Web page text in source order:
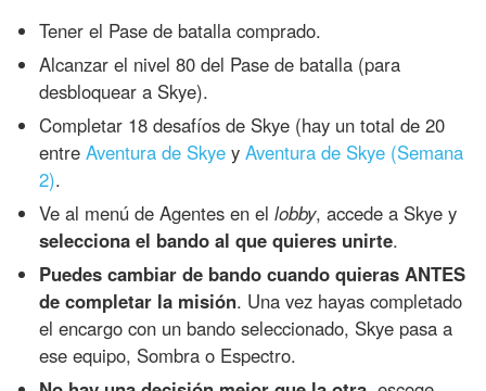
Tener el Pase de batalla comprado.
Alcanzar el nivel 80 del Pase de batalla (para
desbloquear a Skye).
Completar 18 desafíos de Skye (hay un total de 20
entreAventura de Skye yAventura de Skye (Semana
2).
Ve al menú de Agentes en ellobby, accede a Skye y
selecciona el bando al que quieres unirte.
Puedes cambiar de bando cuando quieras ANTES
de completar la misión. Una vez hayas completado
el encargo con un bando seleccionado, Skye pasa a
ese equipo, Sombra o Espectro.